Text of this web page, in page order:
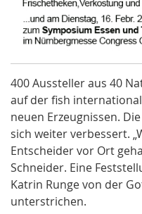
400 Aussteller aus 40
auf der fish
neuen Erzeugnissen.
sich weiter verbessert.
Entscheider vor Ort
Schneider. Eine
Katrin Runge von der
unterstrichen.